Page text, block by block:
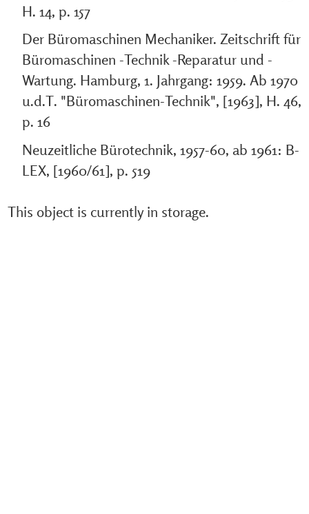
H. 14, p. 157
Der Büromaschinen Mechaniker. Zeitschrift für
Büromaschinen -Technik -Reparatur und -
Wartung. Hamburg, 1. Jahrgang: 1959. Ab 1970
u.d.T. "Büromaschinen-Technik", [1963], H. 46,
p. 16
Neuzeitliche Bürotechnik, 1957-60, ab 1961: B-
LEX, [1960/61], p. 519
This object is currently in storage.